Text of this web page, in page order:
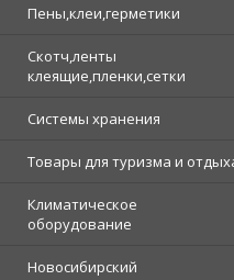
Пены,клеи,герметики
Скотч,ленты
клеящие,пленки,сетки
Системы хранения
Товары для туризма и
Климатическое
оборудование
Новосибирский